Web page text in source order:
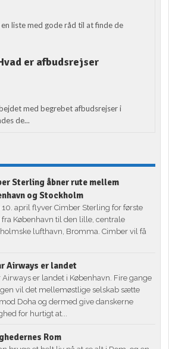
liste med gode råd til at finde de
er afbudsrejser
med begrebet afbudsrejser i
de...
Sterling åbner rute mellem
og Stockholm
10. april flyver Cimber Sterling for første
fra København til den lille, centrale
lufthavn, Bromma. Cimber vil få
Airways er landet
Airways er landet i København. Fire gange
vil det mellemøstlige selskab sætte
Doha og dermed give danskerne
for hurtigt at...
Rom